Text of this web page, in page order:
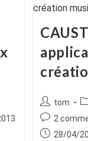
Auteur/
de
la
publication :
tom
de
2
Publication
28/04/